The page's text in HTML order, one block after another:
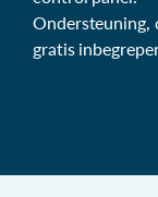
Ondersteuning,
gratis